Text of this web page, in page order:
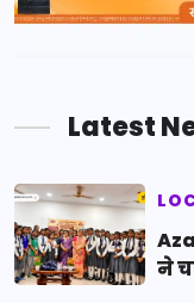
Latest
ने